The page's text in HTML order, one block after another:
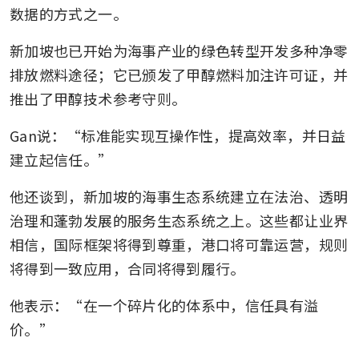
数据的方式之一。
新加坡也已开始为海事产业的绿色转型开发多种净零
排放燃料途径；它已颁发了甲醇燃料加注许可证，并
推出了甲醇技术参考守则。
Gan说：“标准能实现互操作性，提高效率，并日益
建立起信任。”
他还谈到，新加坡的海事生态系统建立在法治、透明
治理和蓬勃发展的服务生态系统之上。这些都让业界
相信，国际框架将得到尊重，港口将可靠运营，规则
将得到一致应用，合同将得到履行。
他表示：“在一个碎片化的体系中，信任具有溢
价。”